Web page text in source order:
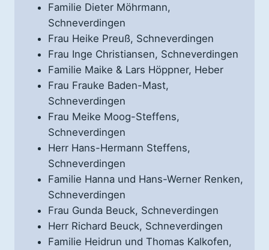
Familie Dieter Möhrmann,
Schneverdingen
Frau Heike Preuß, Schneverdingen
Frau Inge Christiansen, Schneverdingen
Familie Maike & Lars Höppner, Heber
Frau Frauke Baden-Mast,
Schneverdingen
Frau Meike Moog-Steffens,
Schneverdingen
Herr Hans-Hermann Steffens,
Schneverdingen
Familie Hanna und Hans-Werner Renken,
Schneverdingen
Frau Gunda Beuck, Schneverdingen
Herr Richard Beuck, Schneverdingen
Familie Heidrun und Thomas Kalkofen,